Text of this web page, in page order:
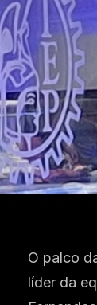
O palco
líder da